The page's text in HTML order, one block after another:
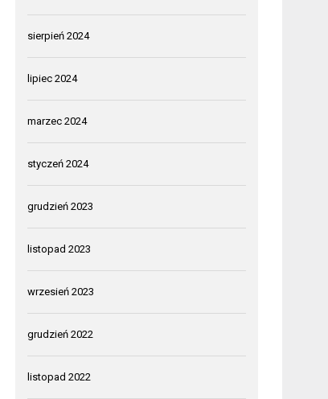
sierpień 2024
lipiec 2024
marzec 2024
styczeń 2024
grudzień 2023
listopad 2023
wrzesień 2023
grudzień 2022
listopad 2022